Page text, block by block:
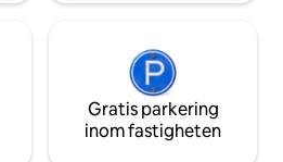
Gratis parkering
inom fastigheten